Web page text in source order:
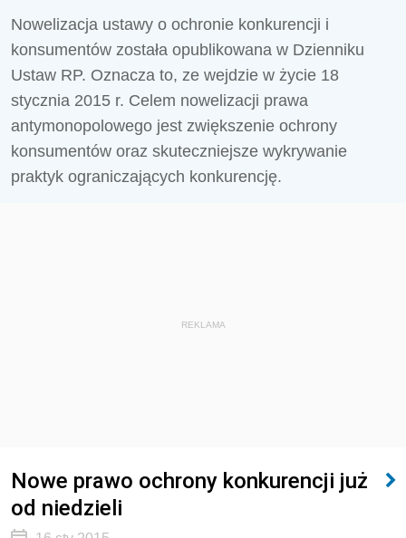
Nowelizacja ustawy o ochronie konkurencji i
konsumentów została opublikowana w Dzienniku
Ustaw RP. Oznacza to, ze wejdzie w życie 18
stycznia 2015 r. Celem nowelizacji prawa
antymonopolowego jest zwiększenie ochrony
konsumentów oraz skuteczniejsze wykrywanie
praktyk ograniczających konkurencję.
REKLAMA
Nowe prawo ochrony konkurencji już
od niedzieli